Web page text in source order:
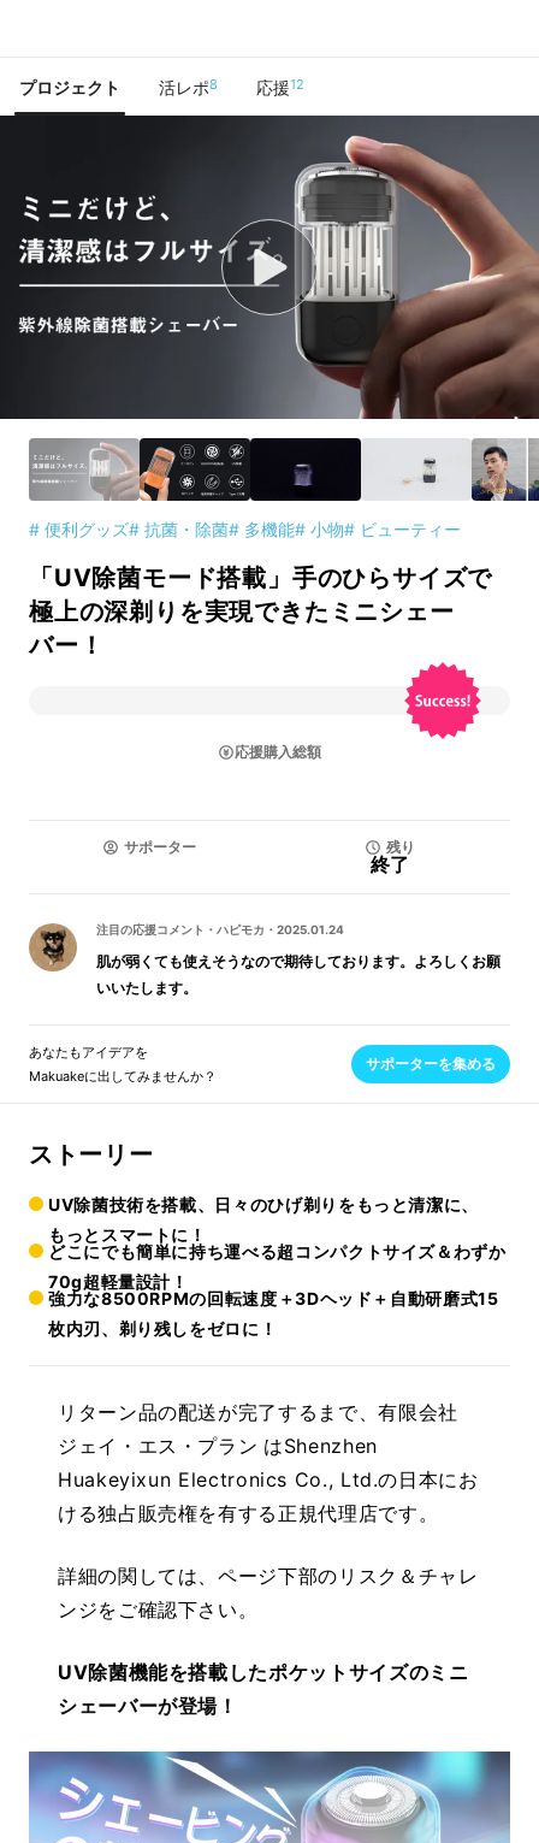
プロジェクト 活レポ8 応援12
# 便利グッズ# 抗菌・除菌# 多機能# 小物# ビューティー
「UV除菌モード搭載」手のひらサイズで
極上の深剃りを実現できたミニシェー
バー！
応援購入総額
サポーター 残り
終了
注目の応援コメント ・ ハピモカ ・ 2025.01.24
肌が弱くても使えそうなので期待しております。よろしくお願
いいたします。
あなたもアイデアを
Makuakeに出してみませんか？
サポーターを集める
ストーリー
UV除菌技術を搭載、日々のひげ剃りをもっと清潔に、
もっとスマートに！
どこにでも簡単に持ち運べる超コンパクトサイズ＆わずか
70g超軽量設計！
強力な8500RPMの回転速度＋3Dヘッド＋自動研磨式15
枚内刃、剃り残しをゼロに！
リターン品の配送が完了するまで、有限会社
ジェイ・エス・プラン はShenzhen
Huakeyixun Electronics Co., Ltd.の日本にお
ける独占販売権を有する正規代理店です。
詳細の関しては、ページ下部のリスク＆チャレ
ンジをご確認下さい。
UV除菌機能を搭載したポケットサイズのミニ
シェーバーが登場！